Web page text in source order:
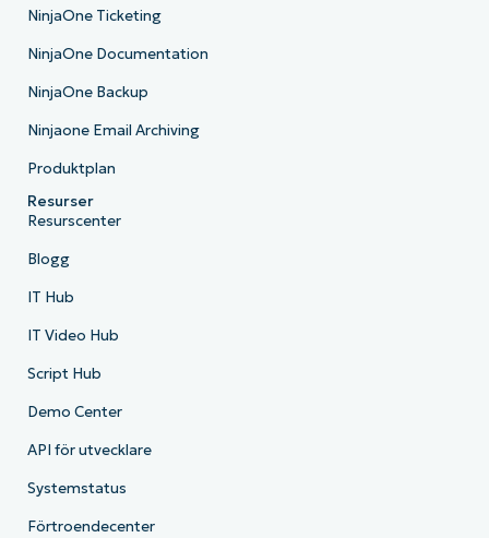
NinjaOne Ticketing
NinjaOne Documentation
NinjaOne Backup
Ninjaone Email Archiving
Produktplan
Resurser
Resurscenter
Blogg
IT Hub
IT Video Hub
Script Hub
Demo Center
API för utvecklare
Systemstatus
Förtroendecenter